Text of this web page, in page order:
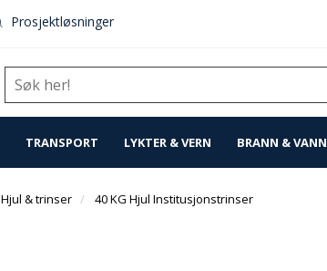
Prosjektløsninger
TRANSPORT LYKTER & VERN BRANN & VANN
Hjul & trinser 40 KG Hjul Institusjonstrinser